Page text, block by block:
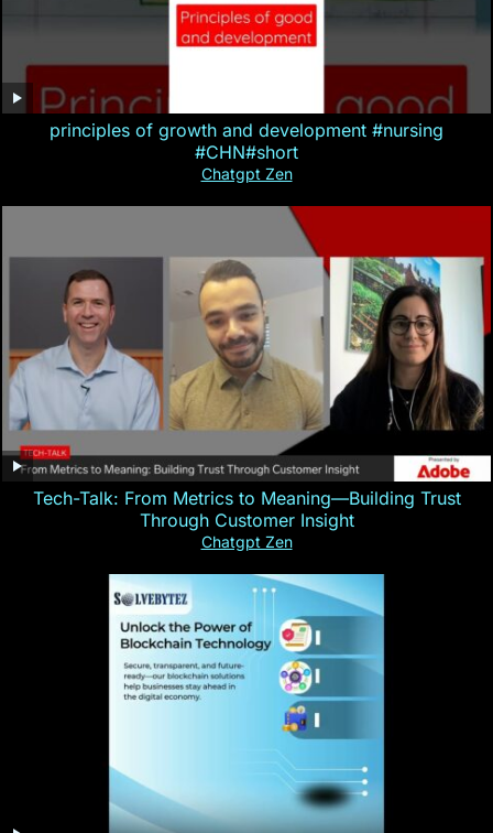
principles of growth and development #nursing
#CHN#short
Chatgpt Zen
Tech-Talk: From Metrics to Meaning—Building Trust
Through Customer Insight
Chatgpt Zen